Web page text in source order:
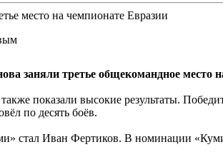
заняли третье общекомандное место
показали высокие результаты.
по десять боёв.
стал Иван Фертиков. В номинации